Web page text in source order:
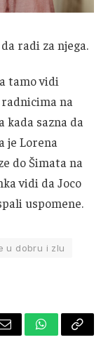
radi za njega.
tamo vidi
na
kada sazna da
je Lorena
do Šimata na
vidi da Joco
uspomene.
u dobru i zlu
Email WhatsApp
Copy